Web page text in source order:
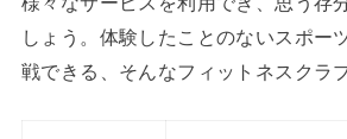
しょう。体験したことのないスポー
戦できる、そんなフィットネスクラ